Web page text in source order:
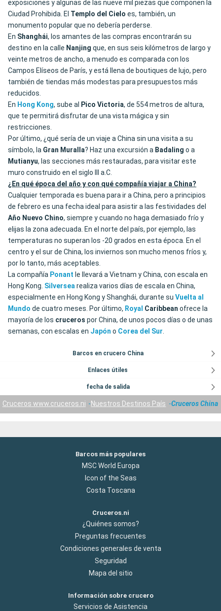
exposiciones y algunas de las nueve mil piezas que componen la
Ciudad Prohibida. El Templo del Cielo es, también, un
monumento popular que no debería perderse.
En Shanghái, los amantes de las compras encontrarán su
destino en la calle Nanjing que, en sus seis kilómetros de largo y
veinte metros de ancho, a menudo es comparada con los
Campos Elíseos de París, y está llena de boutiques de lujo, pero
también de tiendas más modestas para presupuestos más
reducidos.
En Hong Kong, sube al Pico Victoria, de 554 metros de altura,
que te permitirá disfrutar de una vista mágica y sin
restricciones.
Por último, ¿qué sería de un viaje a China sin una visita a su
símbolo, la Gran Muralla? Haz una excursión a Badaling o a
Mutianyu, las secciones más restauradas, para visitar este
muro construido en el siglo III a.C.
¿En qué época del año y con qué compañía viajar a China?
Cualquier temporada es buena para ir a China, pero a principios
de febrero es una fecha ideal para asistir a las festividades del
Año Nuevo Chino, siempre y cuando no haga demasiado frío y
elijas la zona adecuada. En el norte del país, por ejemplo, las
temperaturas no superan los -20 grados en esta época. En el
centro y el sur de China, los inviernos son mucho menos fríos y,
por lo tanto, más aceptables.
La compañía Ponant le llevará a Vietnam y China, con escala en
Hong Kong. Silversearealiza varios días de escala en China,
especialmente en Hong Kong y Shanghái, durante su Vuelta al
Mundo de cuatro meses. Por último, Royal Caribbean ofrece la
mayoría de los cruceros por China, de unos pocos días o de unas
semanas, con escalas en Japón o Corea del Sur.
Barcos en crucero China
Enlaces útiles
fecha de salida
Cruceros www.cruceros.ni Nuestros Destinos País Cruceros China
Barcos más populares
MSC World Europa
Icon of the Seas
Costa Toscana
Cruceros.ni
¿Quiénes somos?
Preguntas frecuentes
Condiciones generales de venta
Seguridad
Mapa del sitio
Información sobre crucero
Servicios de Asistencia